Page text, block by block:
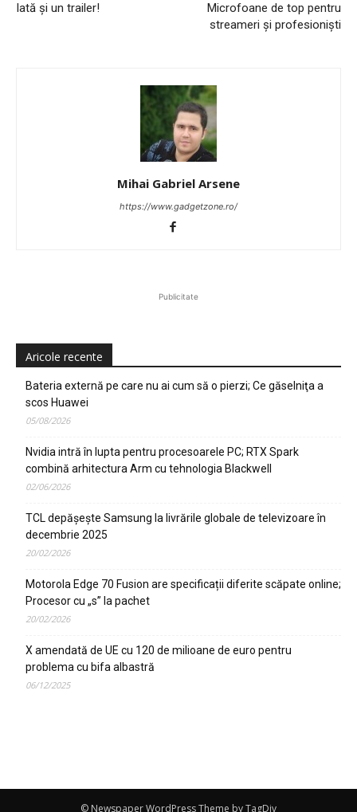
Iată și un trailer!
Microfoane de top pentru
streameri și profesioniști
Mihai Gabriel Arsene
https://www.gadgetzone.ro/
Publicitate
Aricole recente
Bateria externă pe care nu ai cum să o pierzi; Ce găselniţa a
scos Huawei
05/08/2026
Nvidia intră în lupta pentru procesoarele PC; RTX Spark
combină arhitectura Arm cu tehnologia Blackwell
02/06/2026
TCL depășește Samsung la livrările globale de televizoare în
decembrie 2025
20/02/2026
Motorola Edge 70 Fusion are specificații diferite scăpate online;
Procesor cu „s” la pachet
20/02/2026
X amendată de UE cu 120 de milioane de euro pentru
problema cu bifa albastră
06/12/2025
© Newspaper WordPress Theme by TagDiv